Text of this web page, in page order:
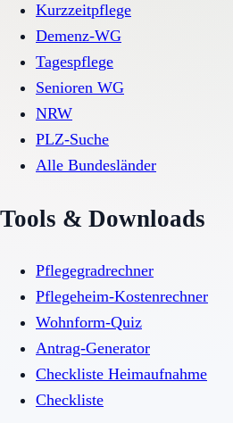
Kurzzeitpflege
Demenz-WG
Tagespflege
Senioren WG
NRW
PLZ-Suche
Alle Bundesländer
Tools & Downloads
Pflegegradrechner
Pflegeheim-Kostenrechner
Wohnform-Quiz
Antrag-Generator
Checkliste Heimaufnahme
Checkliste